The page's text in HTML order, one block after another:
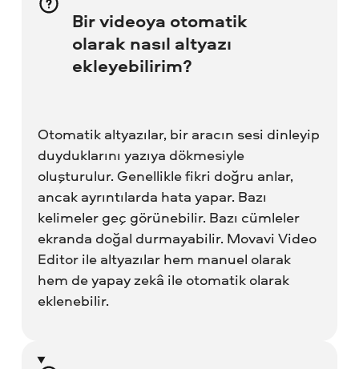
Bir videoya otomatik
olarak nasıl altyazı
ekleyebilirim?
Otomatik altyazılar, bir aracın sesi dinleyip
duyduklarını yazıya dökmesiyle
oluşturulur. Genellikle fikri doğru anlar,
ancak ayrıntılarda hata yapar. Bazı
kelimeler geç görünebilir. Bazı cümleler
ekranda doğal durmayabilir. Movavi Video
Editor ile altyazılar hem manuel olarak
hem de yapay zekâ ile otomatik olarak
eklenebilir.